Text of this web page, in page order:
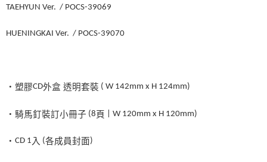
TAEHYUN Ver. / POCS-39069
HUENINGKAI Ver. / POCS-39070
・塑膠CD外盒 透明套裝 ( W 142mm x H 124mm)
・騎馬釘裝訂小冊子 (8 頁 | W 120mm x H 120mm)
・ CD 1 入 (各成員封面)